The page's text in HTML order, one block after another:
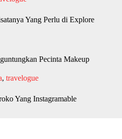
Yang Perlu di Explore
Pecinta Makeup
, travelogue
Yang Instagramable